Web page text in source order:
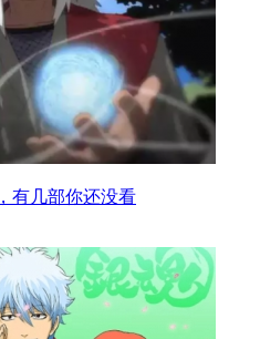
有几部你还没看